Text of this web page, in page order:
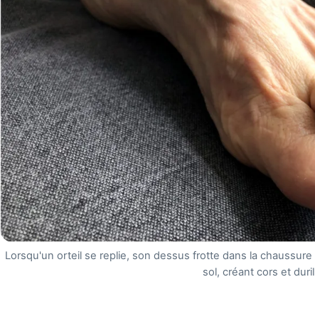
Lorsqu'un orteil se replie, son dessus frotte dans la
sol, créant cors et